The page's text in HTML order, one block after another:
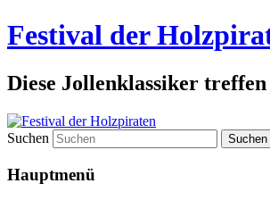
Festival der
Diese Jollenklassiker
Suchen
Hauptmenü